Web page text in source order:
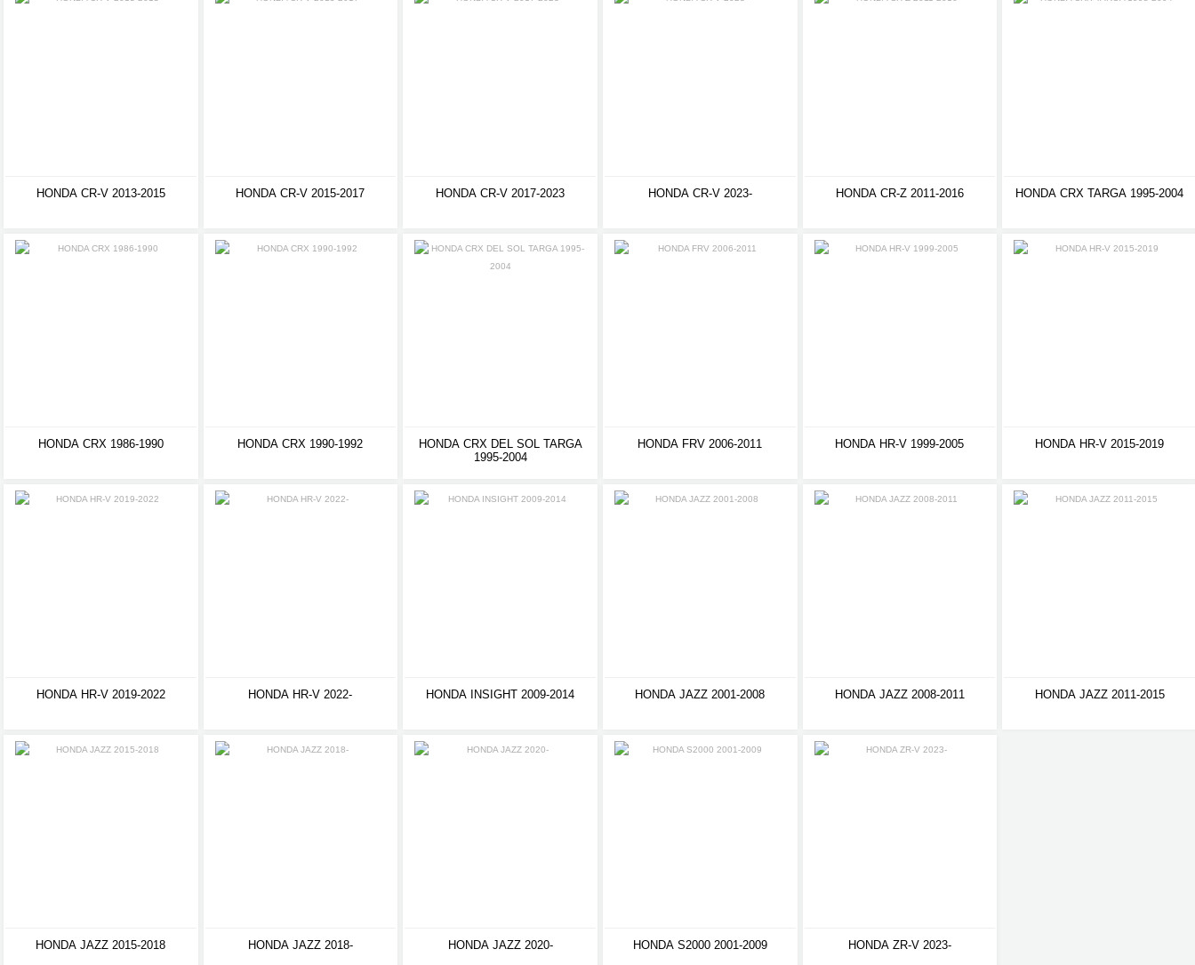
HONDA CR-V 2013-2015 HONDA CR-V 2015-2017 HONDA CR-V 2017-2023 HONDA CR-V 2023- HONDA CR-Z 2011-2016 HONDA CRX TARGA 1995-2004
HONDA CRX 1986-1990 HONDA CRX 1990-1992
HONDA CRX DEL SOL TARGA
1995-2004
HONDA FRV 2006-2011 HONDA HR-V 1999-2005 HONDA HR-V 2015-2019
HONDA HR-V 2019-2022 HONDA HR-V 2022- HONDA INSIGHT 2009-2014 HONDA JAZZ 2001-2008 HONDA JAZZ 2008-2011 HONDA JAZZ 2011-2015
HONDA JAZZ 2015-2018 HONDA JAZZ 2018- HONDA JAZZ 2020- HONDA S2000 2001-2009 HONDA ZR-V 2023-